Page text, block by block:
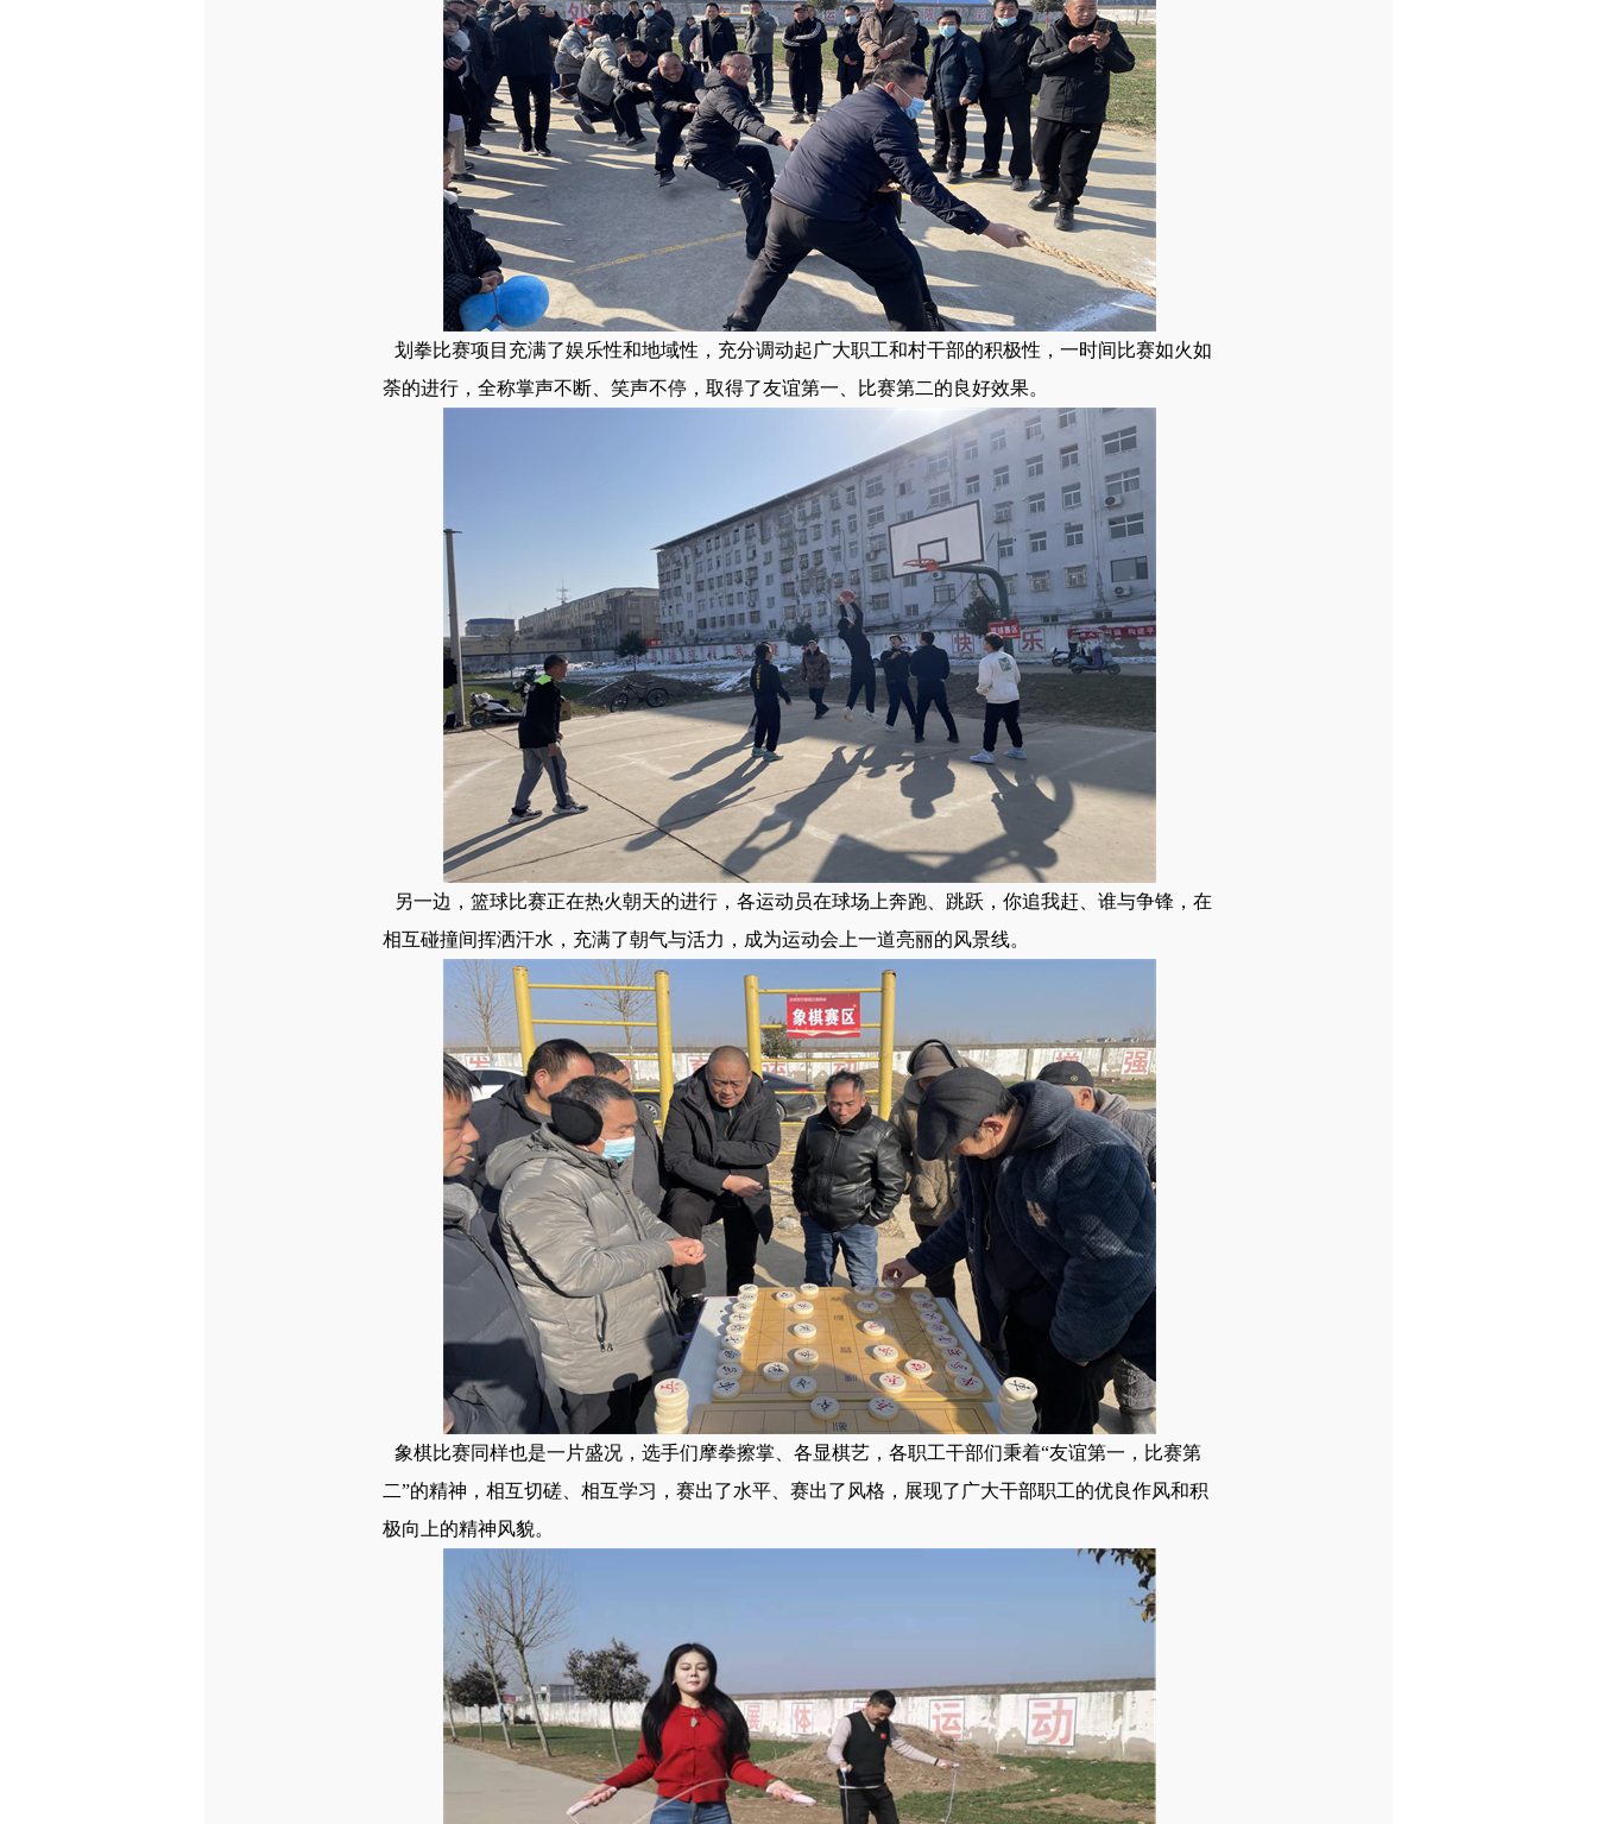
划拳比赛项目充满了娱乐性和地域性，充分调动起广大职工和村干部的积极性，一时间比赛如火如
荼的进行，全称掌声不断、笑声不停，取得了友谊第一、比赛第二的良好效果。
另一边，篮球比赛正在热火朝天的进行，各运动员在球场上奔跑、跳跃，你追我赶、谁与争锋，在
相互碰撞间挥洒汗水，充满了朝气与活力，成为运动会上一道亮丽的风景线。
象棋比赛同样也是一片盛况，选手们摩拳擦掌、各显棋艺，各职工干部们秉着“友谊第一，比赛第
二”的精神，相互切磋、相互学习，赛出了水平、赛出了风格，展现了广大干部职工的优良作风和积
极向上的精神风貌。